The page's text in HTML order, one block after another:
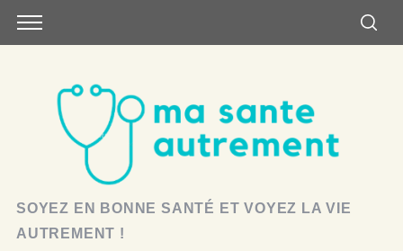
SOYEZ EN BONNE SANTÉ ET VOYEZ LA VIE
AUTREMENT !